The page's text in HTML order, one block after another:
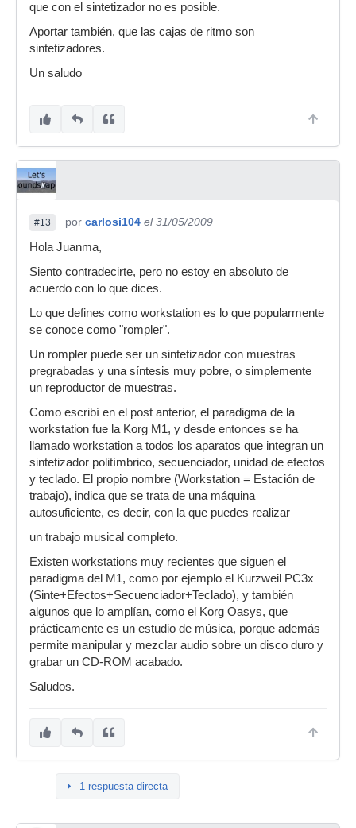
que con el sintetizador no es posible.
Aportar también, que las cajas de ritmo son
sintetizadores.
Un saludo
#13 por carlosi104 el 31/05/2009
Hola Juanma,
Siento contradecirte, pero no estoy en absoluto de
acuerdo con lo que dices.
Lo que defines como workstation es lo que popularmente
se conoce como "rompler".
Un rompler puede ser un sintetizador con muestras
pregrabadas y una síntesis muy pobre, o simplemente
un reproductor de muestras.
Como escribí en el post anterior, el paradigma de la
workstation fue la Korg M1, y desde entonces se ha
llamado workstation a todos los aparatos que integran un
sintetizador politímbrico, secuenciador, unidad de efectos
y teclado. El propio nombre (Workstation = Estación de
trabajo), indica que se trata de una máquina
autosuficiente, es decir, con la que puedes realizar
un trabajo musical completo.
Existen workstations muy recientes que siguen el
paradigma del M1, como por ejemplo el Kurzweil PC3x
(Sinte+Efectos+Secuenciador+Teclado), y también
algunos que lo amplían, como el Korg Oasys, que
prácticamente es un estudio de música, porque además
permite manipular y mezclar audio sobre un disco duro y
grabar un CD-ROM acabado.
Saludos.
1 respuesta directa